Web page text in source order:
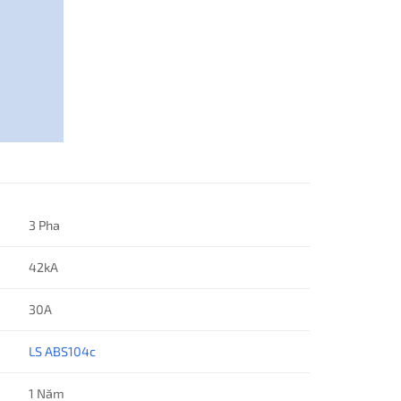
3 Pha
42kA
30A
LS ABS104c
1 Năm